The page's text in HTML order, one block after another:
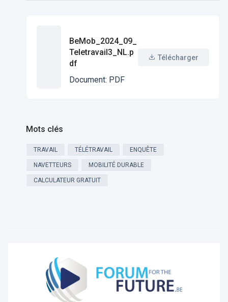
BeMob_2024_09_
Teletravail3_NL.p
df
Document: PDF
Télécharger
Mots clés
TRAVAIL TÉLÉTRAVAIL ENQUÊTE
NAVETTEURS MOBILITÉ DURABLE
CALCULATEUR GRATUIT